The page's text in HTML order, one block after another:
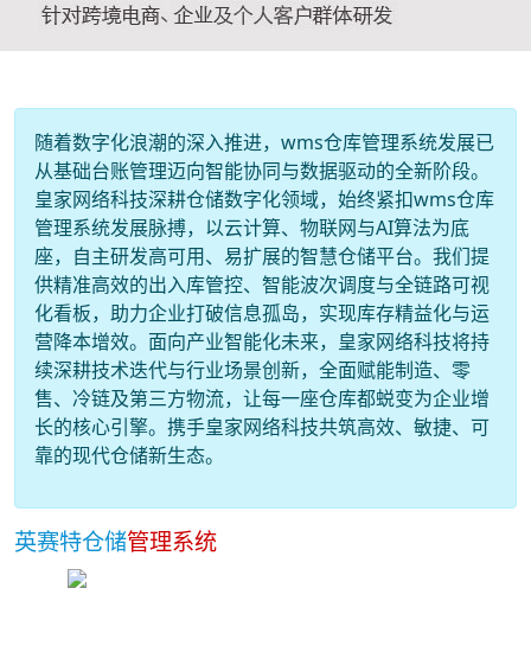
随着数字化浪潮的深入推进，wms仓库管理系统发展已
从基础台账管理迈向智能协同与数据驱动的全新阶段。
皇家网络科技深耕仓储数字化领域，始终紧扣wms仓库
管理系统发展脉搏，以云计算、物联网与AI算法为底
座，自主研发高可用、易扩展的智慧仓储平台。我们提
供精准高效的出入库管控、智能波次调度与全链路可视
化看板，助力企业打破信息孤岛，实现库存精益化与运
营降本增效。面向产业智能化未来，皇家网络科技将持
续深耕技术迭代与行业场景创新，全面赋能制造、零
售、冷链及第三方物流，让每一座仓库都蜕变为企业增
长的核心引擎。携手皇家网络科技共筑高效、敏捷、可
靠的现代仓储新生态。
英赛特仓储管理系统